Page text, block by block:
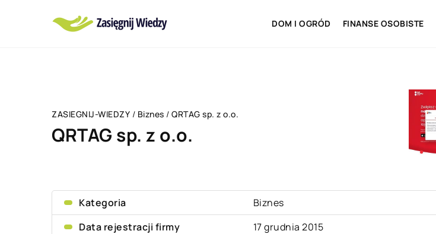
DOM I OGRÓD FINANSE OSOBISTE
ZASIEGNIJ-WIEDZY / Biznes / QRTAG sp. z o.o.
QRTAG sp. z o.o.
Kategoria
Biznes
Data rejestracji firmy
17 grudnia 2015